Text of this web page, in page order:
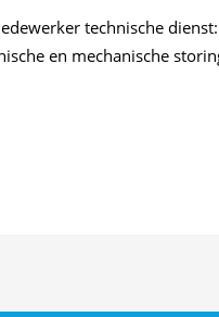
technische
en mechanische